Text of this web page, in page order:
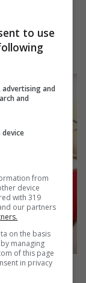
tradizione
to use
and
and
from
device
with 319
our partners
on the basis
managing
of this page
in privacy